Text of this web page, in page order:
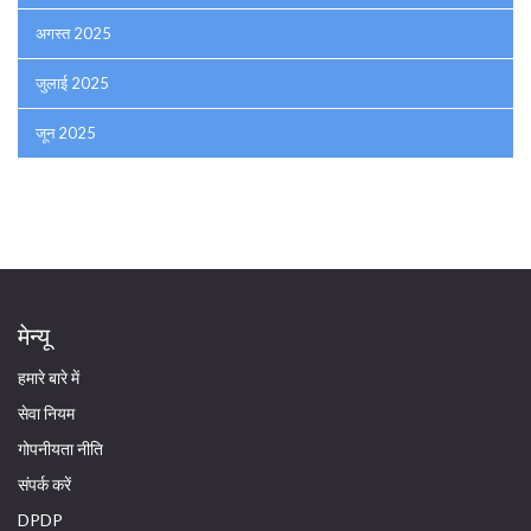
अगस्त 2025
जुलाई 2025
जून 2025
मेन्यू
हमारे बारे में
सेवा नियम
गोपनीयता नीति
संपर्क करें
DPDP